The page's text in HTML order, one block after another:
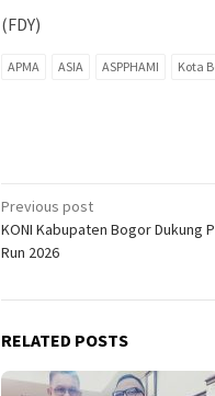
(FDY)
APMA ASIA ASPPHAMI Kota
Post
navigation
Previous post
KONI Kabupaten Bogor Dukung
Run 2026
RELATED POSTS